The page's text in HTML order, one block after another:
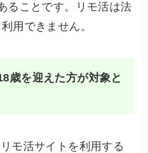
ることです。リモ活は法
用できません。
歳を迎えた方が対象と
モ活サイトを利用する